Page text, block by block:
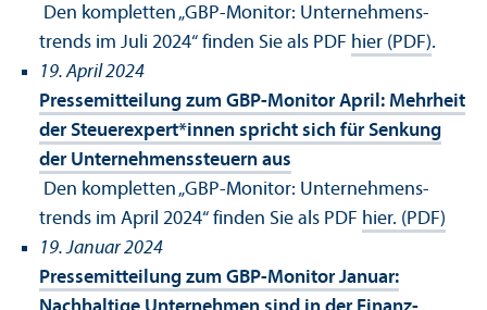
Den kompletten „GBP-Monitor: Unter­nehmens­
trends im Juli 2024“ finden Sie als PDF hier (PDF).
19. April 2024
Pressemitteilung zum GBP-Monitor April: Mehrheit
der Steuerexpert*innen spricht sich für Senkung
der Unter­nehmens­steuern aus
Den kompletten „GBP-Monitor: Unter­nehmens­
trends im April 2024“ finden Sie als PDF hier. (PDF)
19. Januar 2024
Pressemitteilung zum GBP-Monitor Januar: